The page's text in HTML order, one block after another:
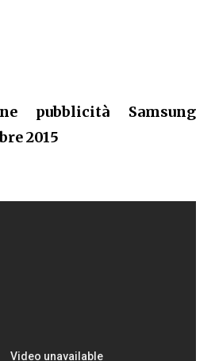
pubblicità Samsung
2015